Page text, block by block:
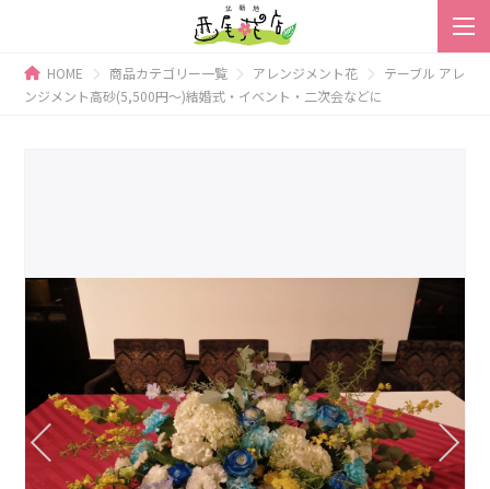
HOME 商品カテゴリー一覧 アレンジメント花
テーブル アレ
ンジメント高砂(5,500円～)結婚式・イベント・二次会などに